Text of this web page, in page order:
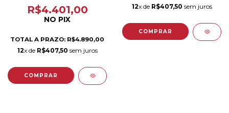
R$4.401,00
NO PIX
TOTAL A PRAZO: R$4.890,00
12x de R$407,50 sem juros
12x de R$407,50 sem juros